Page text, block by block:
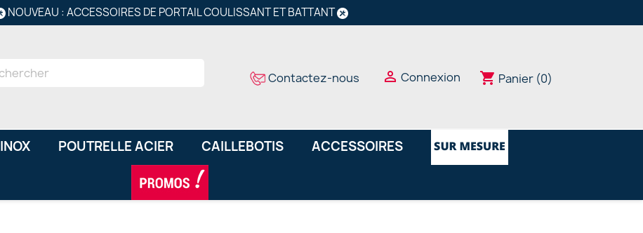
NOUVEAU : ACCESSOIRES DE PORTAIL COULISSANT ET BATTANT
Contactez-nous  Connexion shopping_cart Panier (0)
INOX POUTRELLE ACIER CAILLEBOTIS ACCESSOIRES